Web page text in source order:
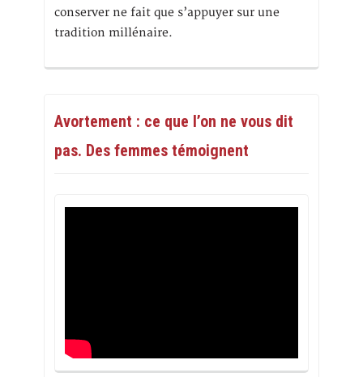
conserver ne fait que s’appuyer sur une
tradition millénaire.
Avortement : ce que l’on ne vous dit
pas. Des femmes témoignent